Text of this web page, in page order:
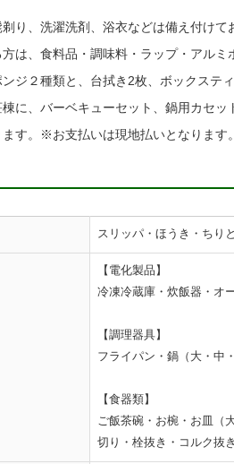
り、洗濯洗剤、浴衣などは備え付け
は、食料品・調味料・ラップ・アル
ジ２種類と、台拭き2枚、ボックステ
に、バーベキューセット、鍋用カセ
ます。※お支払いは現地払いとなりま
スリッパ・ほうき・ちり
【電化製品】
冷凍冷蔵庫・炊飯器・オ
【調理器具】
フライパン・鍋（大・中
【食器類】
ご飯茶碗・お椀・お皿（
切り・栓抜き・コルク抜き